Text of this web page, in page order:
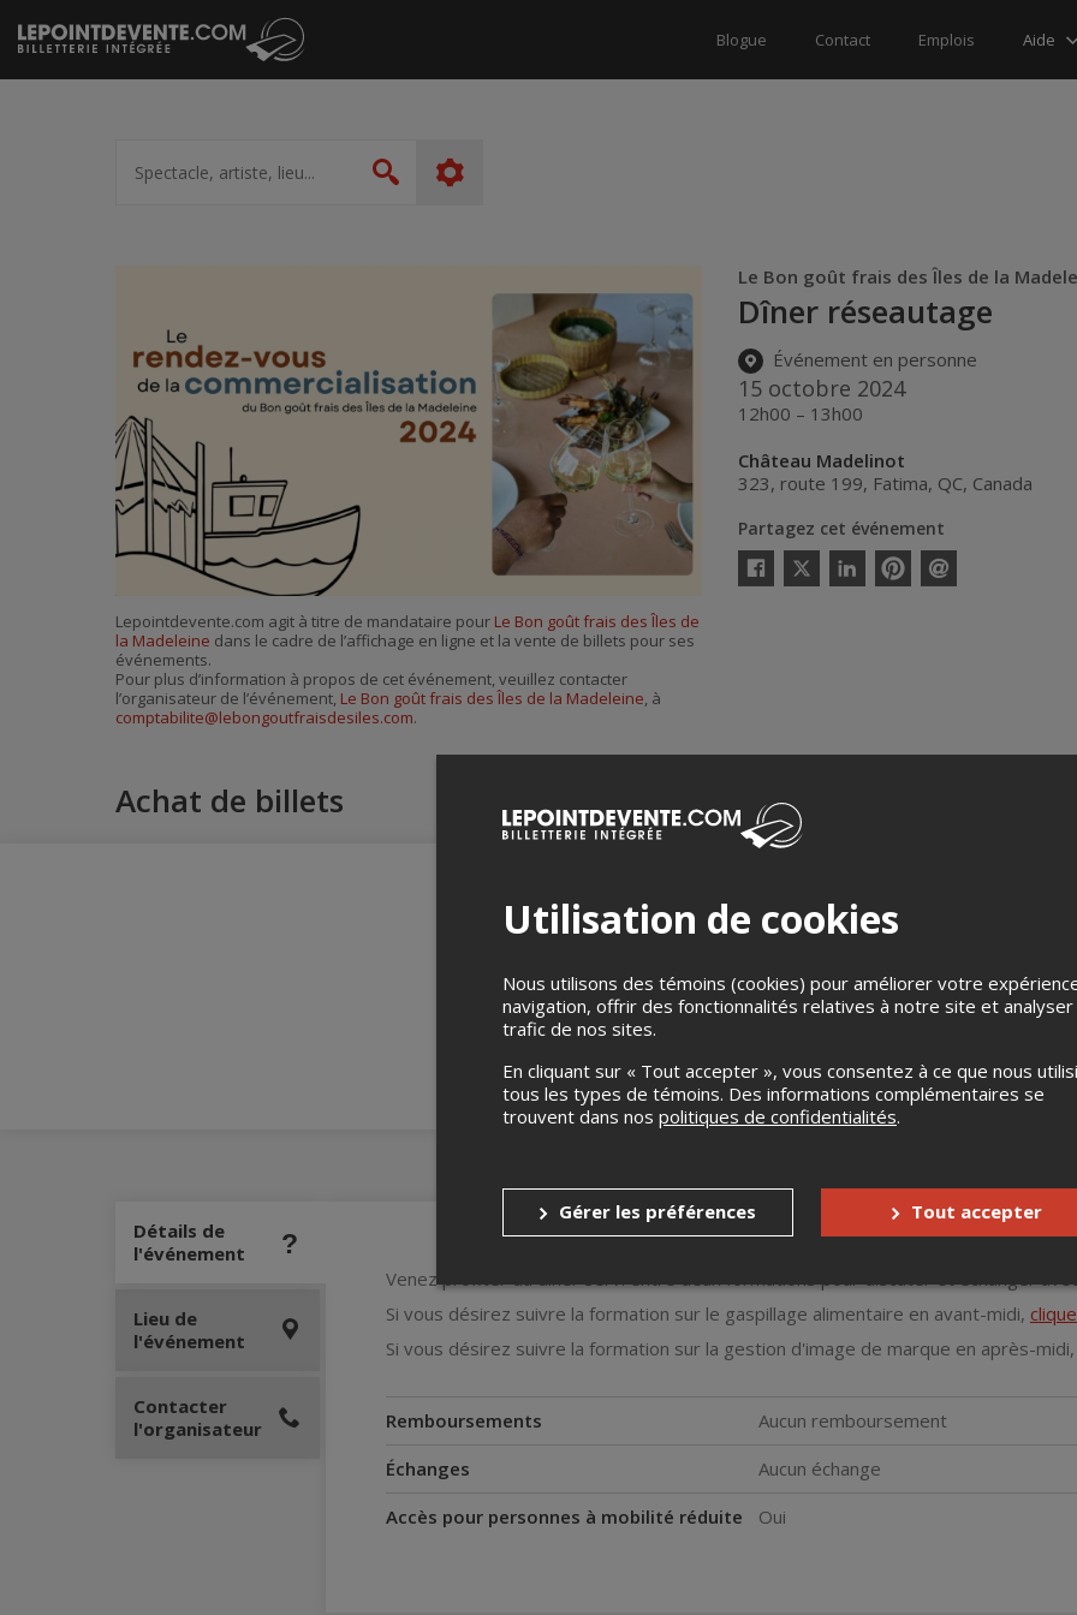
Passer
au
contenu
Blogue Contact Emplois Aide
artiste,
lieu...
Rechercher
Le Bon goût frais des Îles de la
Dîner réseautage
Événement en personne
15 octobre 2024
12h00 – 13h00
Château Madelinot
323, route 199, Fatima, QC, Canada
Partagez cet événement
Facebook
Twitter
LinkedinPinterestEnvoyer
Lepointdevente.com agit à titre de mandataire pour Le Bon goût frais des Îles de
la Madeleine dans le cadre de l’affichage en ligne et la vente de billets pour ses
événements.
Pour plus d’information à propos de cet événement, veuillez contacter
l’organisateur de l’événement, Le Bon goût frais des Îles de la Madeleine, à
comptabilite@lebongoutfraisdesiles.com.
Achat de billets
Détails de
l'événement
Venez profiter du dîner servi entre deux formations pour discuter et échanger
Si vous désirez suivre la formation sur le gaspillage alimentaire en avant-midi,
Si vous désirez suivre la formation sur la gestion d'image de marque en après-midi,
Remboursements
Aucun remboursement
Échanges
Aucun échange
Accès pour personnes à mobilité réduite
Oui
Lieu de
l'événement
Contacter
l'organisateur
Utilisation de cookies
Nous utilisons des témoins (cookies) pour améliorer votre
navigation, offrir des fonctionnalités relatives à notre site et analyser
trafic de nos sites.
En cliquant sur « Tout accepter », vous consentez à ce que nous
tous les types de témoins. Des informations complémentaires se
trouvent dans nos politiques de confidentialités.
Gérer les préférences Tout accepter